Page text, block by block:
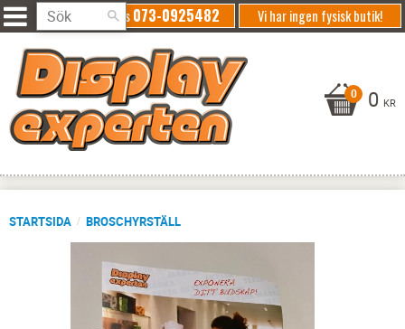
Vi har ingen fysisk butik!
Ring oss073-0925482
0 KR
STARTSIDA BROSCHYRSTÄLL